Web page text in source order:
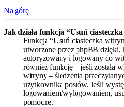
Na górę
Jak działa funkcja “Usuń
Funkcja “Usuń ciasteczka
utworzone przez phpBB
autoryzowany i logowany do
również funkcję – jeśli została
witryny – śledzenia
użytkownika postów. Jeśli
logowaniem/wylogowaniem,
pomocne.